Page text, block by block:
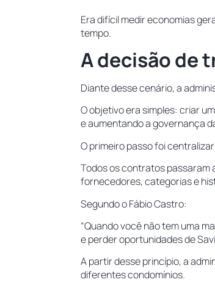
Era difícil medir economias
tempo.
A decisão de
Diante desse cenário, a
O objetivo era simples: criar
e aumentando a governança
O primeiro passo foi
Todos os contratos passaram
fornecedores, categorias e
Segundo o Fábio Castro:
“Quando você não tem uma
e perder oportunidades de
A partir desse princípio, a
diferentes condomínios.